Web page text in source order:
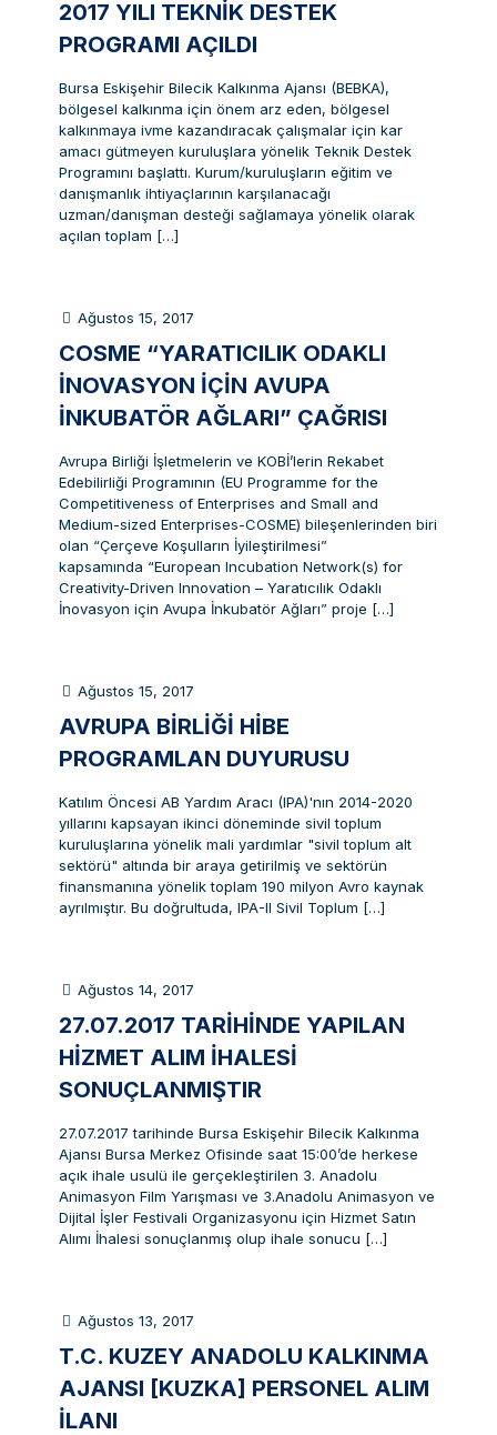
2017 YILI TEKNIK DESTEK
PROGRAMI AÇILDI
Bursa Eskişehir Bilecik Kalkınma Ajansı (BEBKA),
bölgesel kalkınma için önem arz eden, bölgesel
kalkınmaya ivme kazandıracak çalışmalar için kar
amacı gütmeyen kuruluşlara yönelik Teknik Destek
Programını başlattı. Kurum/kuruluşların eğitim ve
danışmanlık ihtiyaçlarının karşılanacağı
uzman/danışman desteği sağlamaya yönelik olarak
açılan toplam […]
Ağustos 15, 2017
COSME “YARATICILIK ODAKLI
İNOVASYON IÇIN AVUPA
İNKUBATÖR AĞLARI” ÇAĞRISI
Avrupa Birliği İşletmelerin ve KOBİ’lerin Rekabet
Edebilirliği Programının (EU Programme for the
Competitiveness of Enterprises and Small and
Medium-sized Enterprises-COSME) bileşenlerinden biri
olan “Çerçeve Koşulların İyileştirilmesi”
kapsamında “European Incubation Network(s) for
Creativity-Driven Innovation – Yaratıcılık Odaklı
İnovasyon için Avupa İnkubatör Ağları” proje […]
Ağustos 15, 2017
AVRUPA BIRLIĞI HIBE
PROGRAMLAN DUYURUSU
Katılım Öncesi AB Yardım Aracı (IPA)'nın 2014-2020
yıllarını kapsayan ikinci döneminde sivil toplum
kuruluşlarına yönelik mali yardımlar "sivil toplum alt
sektörü" altında bir araya getirilmiş ve sektörün
finansmanına yönelik toplam 190 milyon Avro kaynak
ayrılmıştır. Bu doğrultuda, IPA-II Sivil Toplum […]
Ağustos 14, 2017
27.07.2017 TARIHINDE YAPILAN
HIZMET ALIM İHALESI
SONUÇLANMIŞTIR
27.07.2017 tarihinde Bursa Eskişehir Bilecik Kalkınma
Ajansı Bursa Merkez Ofisinde saat 15:00’de herkese
açık ihale usulü ile gerçekleştirilen 3. Anadolu
Animasyon Film Yarışması ve 3.Anadolu Animasyon ve
Dijital İşler Festivali Organizasyonu için Hizmet Satın
Alımı İhalesi sonuçlanmış olup ihale sonucu […]
Ağustos 13, 2017
T.C. KUZEY ANADOLU KALKINMA
AJANSI [KUZKA] PERSONEL ALIM
İLANI